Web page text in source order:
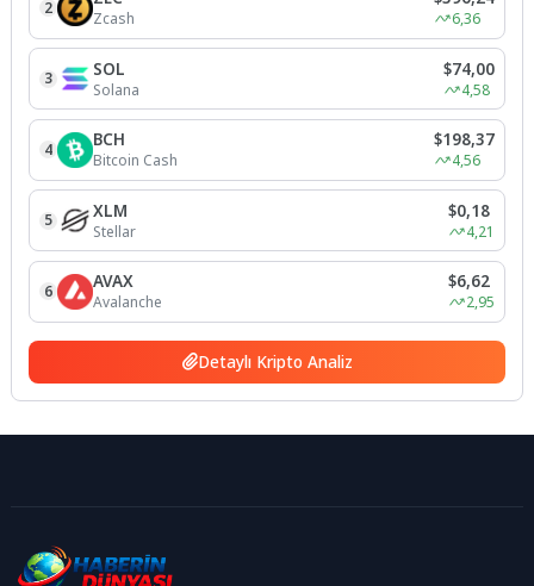
2
Zcash 6,36
3 SOL
Solana
$74,00
4,58
4 BCH
Bitcoin Cash
$198,37
4,56
5 XLM
Stellar
$0,18
4,21
6 AVAX
Avalanche
$6,62
2,95
Detaylı Kripto Analiz